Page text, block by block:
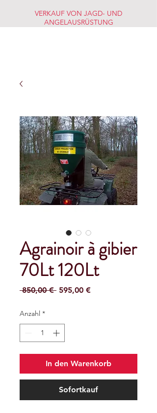
VERKAUF VON JAGD- UND
ANGELAUSRÜSTUNG
Agrainoir à gibier
70Lt 120Lt
850,00 € Standardpreis
595,00 €Sale-
Anzahl *
In den Warenkorb
Sofortkauf